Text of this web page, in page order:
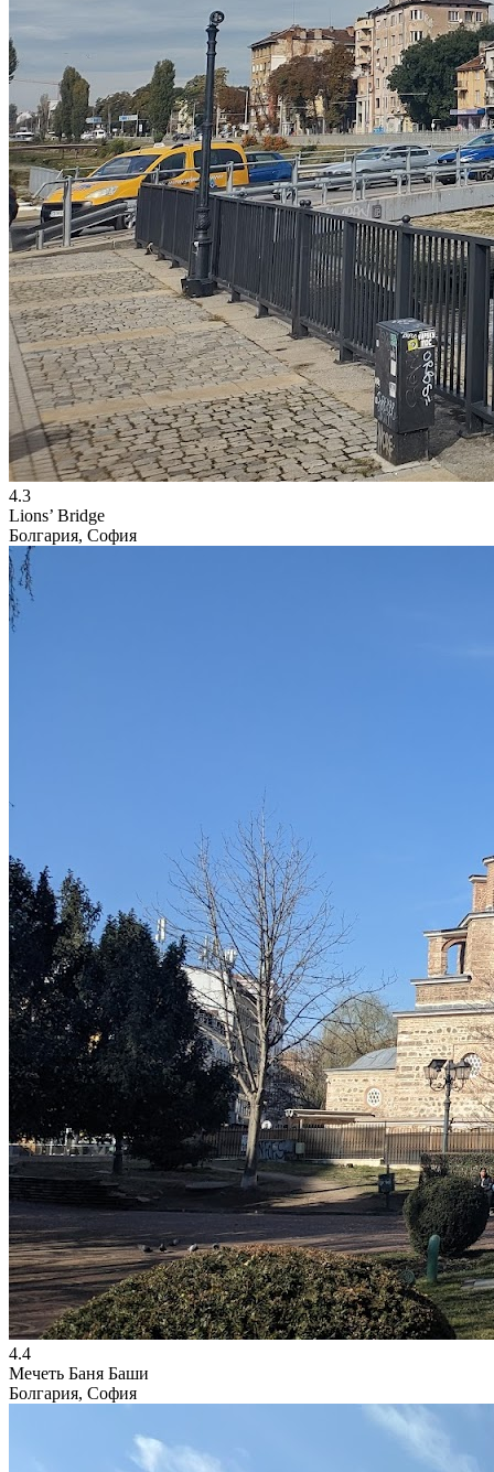
4.3
Lions’ Bridge
Болгария, София
4.4
Мечеть Баня Баши
Болгария, София